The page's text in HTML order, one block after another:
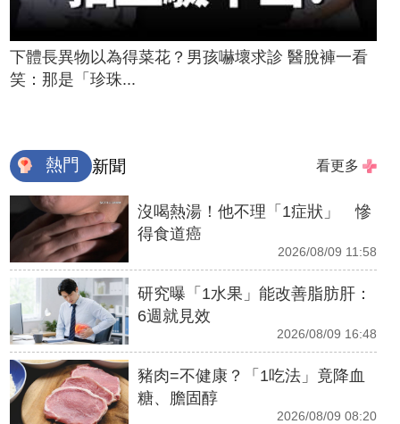
下體長異物以為得菜花？男孩嚇壞求診 醫脫褲一看
笑：那是「珍珠...
熱門 新聞 看更多
沒喝熱湯！他不理「1症狀」 慘
得食道癌
2026/08/09 11:58
研究曝「1水果」能改善脂肪肝：
6週就見效
2026/08/09 16:48
豬肉=不健康？「1吃法」竟降血
糖、膽固醇
2026/08/09 08:20